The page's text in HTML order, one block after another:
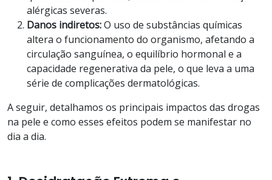
alérgicas severas.
Danos indiretos:O uso de substâncias químicas
altera o funcionamento do organismo, afetando a
circulação sanguínea, o equilíbrio hormonal e a
capacidade regenerativa da pele, o que leva a uma
série de complicações dermatológicas.
A seguir, detalhamos os principais impactos das drogas
na pele e como esses efeitos podem se manifestar no
dia a dia.